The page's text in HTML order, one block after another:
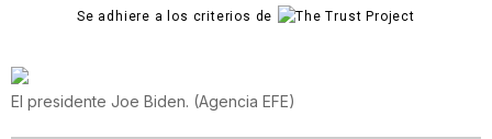
Se adhiere a los criterios de
El presidente Joe Biden. (Agencia EFE)